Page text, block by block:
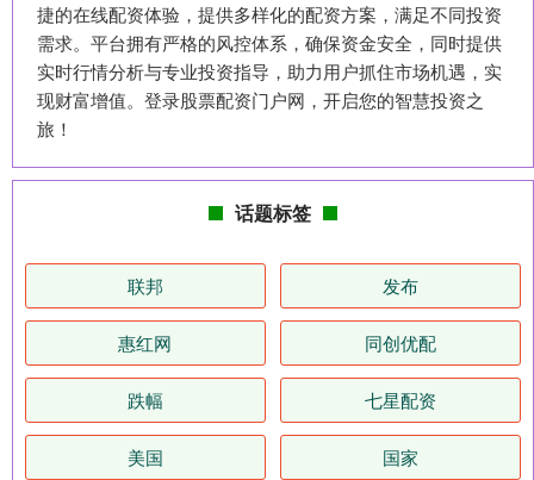
捷的在线配资体验，提供多样化的配资方案，满足不同投资
需求。平台拥有严格的风控体系，确保资金安全，同时提供
实时行情分析与专业投资指导，助力用户抓住市场机遇，实
现财富增值。登录股票配资门户网，开启您的智慧投资之
旅！
话题标签
联邦 发布
惠红网 同创优配
跌幅 七星配资
美国 国家